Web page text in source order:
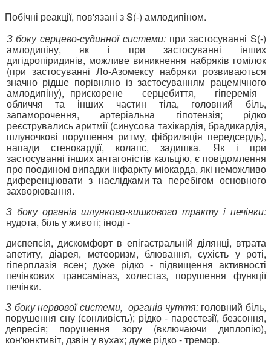
Побічні реакції, пов'язані з S(-) амлодипіном.
З боку серцево-судинної системи: при застосуванні S(-)
амлодипіну, як і при застосуванні інших
дигідропіридинів, можливе виникнення набряків гомілок
(при застосуванні Ло-Азомексу набряки розвиваються
значно рідше порівняно із застосуванням рацемічного
амлодипіну), прискорене серцебиття, гіперемія
обличчя та інших частин тіла, головний біль,
запаморочення, артеріальна гіпотензія; рідко
реєструвались аритмії (синусова тахікардія, брадикардія,
шлуночкові порушення ритму, фібриляція передсердь),
напади стенокардії, колапс, задишка. Як і при
застосуванні інших антагоністів кальцію, є повідомлення
про поодинокі випадки інфаркту міокарда, які неможливо
диференціювати з наслідками та перебігом основного
захворювання.
З боку органів шлунково-кишкового тракту і печінки:
нудота, біль у животі; іноді -
диспепсія, дискомфорт в епігастральній ділянці, втрата
апетиту, діарея, метеоризм, блювання, сухість у роті,
гіперплазія ясен; дуже рідко - підвищення активності
печінкових трансаміназ, холестаз, порушення функції
печінки.
З боку нервової системи, органів чуття: головний біль,
порушення сну (сонливість); рідко - парестезії, безсоння,
депресія; порушення зору (включаючи диплопію),
кон'юнктивіт, дзвін у вухах; дуже рідко - тремор.